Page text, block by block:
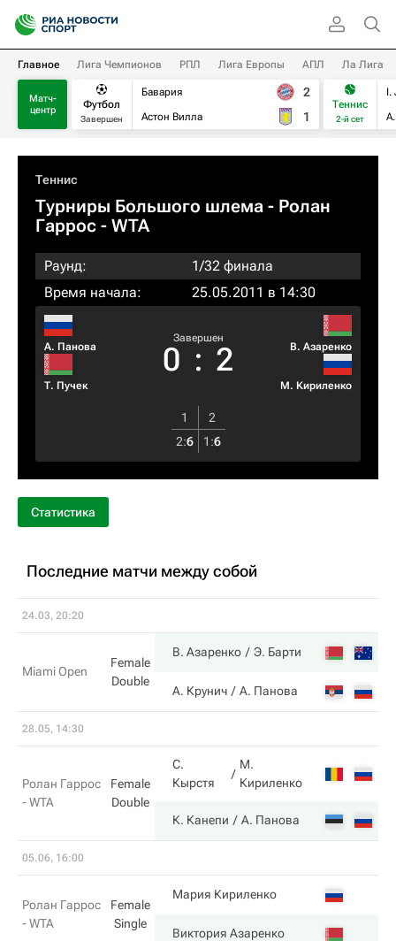
Главное Лига Чемпионов РПЛ Лига Европы АПЛ Ла Лига
Матч-
центр
Футбол
Завершен
Бавария
Астон Вилла
2
1
Теннис
2-й сет
I.
Теннис
Турниры Большого шлема - Ролан
Гаррос - WTA
Раунд:
1/32 финала
Время начала:
25.05.2011 в 14:30
А. Панова
Т. Пучек
Завершен
0 : 2 В. Азаренко
М. Кириленко
1
2
2:6 1 :6
Статистика
Последние матчи между собой
24.03, 20:20
Miami Open
Female
Double
В. Азаренко Э. Барти
А. Крунич А. Панова
28.05, 14:30
Ролан Гаррос
- WTA
Female
Double
С.
Кырстя
М.
Кириленко
К. Канепи А. Панова
05.06, 16:00
Ролан Гаррос
- WTA
Female
Single
Мария Кириленко
Виктория Азаренко